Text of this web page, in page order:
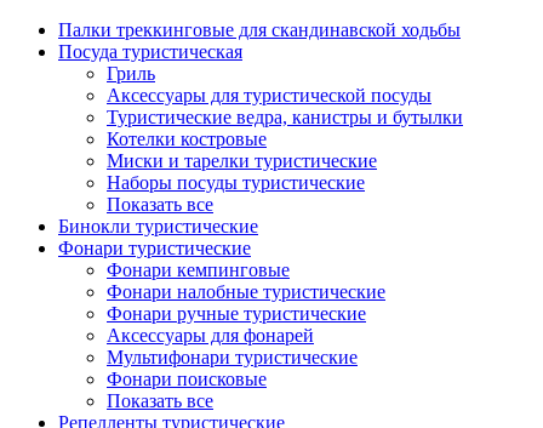
Палки треккинговые для скандинавской ходьбы
Посуда туристическая
Гриль
Аксессуары для туристической посуды
Туристические ведра, канистры и бутылки
Котелки костровые
Миски и тарелки туристические
Наборы посуды туристические
Показать все
Бинокли туристические
Фонари туристические
Фонари кемпинговые
Фонари налобные туристические
Фонари ручные туристические
Аксессуары для фонарей
Мультифонари туристические
Фонари поисковые
Показать все
Репелленты туристические